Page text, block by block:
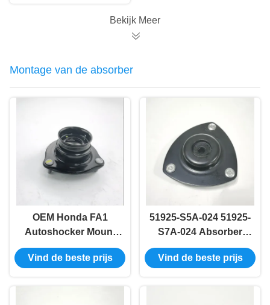
Bekijk Meer
Montage van de absorber
OEM Honda FA1
Autoshocker Mount
Absorber 51920-SNA-
023 51920-SVB-A03
Vind de beste prijs
51925-S5A-024 51925-
S7A-024 Absorber
montage LH
vervanging voor
Vind de beste prijs